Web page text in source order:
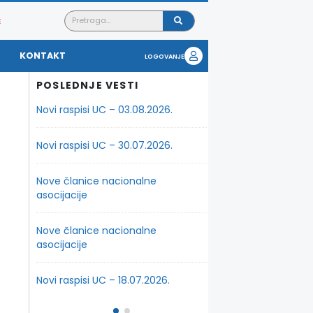
KONTAKT LOGOVANJE
POSLEDNJE VESTI
Novi raspisi UC – 03.08.2026.
Novi raspisi UC – 30.07.2026.
Nove članice nacionalne
asocijacije
Nove članice nacionalne
asocijacije
Novi raspisi UC – 18.07.2026.